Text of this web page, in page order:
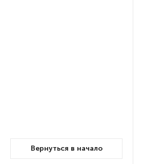
заявления президента
Вернуться в начало